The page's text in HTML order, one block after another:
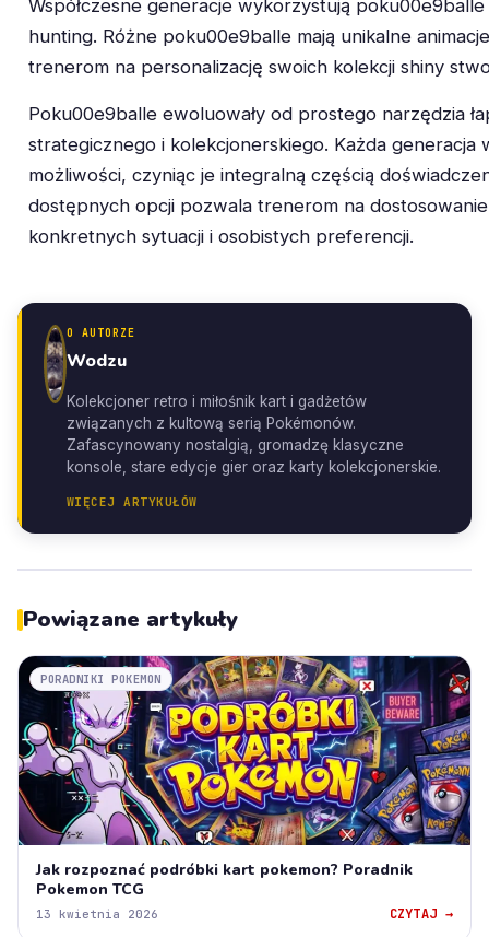
Współczesne generacje wykorzystują
hunting. Różne poku00e9balle mają unikalne
trenerom na personalizację swoich kolekcji shiny
Poku00e9balle ewoluowały od prostego narzędzia
strategicznego i kolekcjonerskiego. Każda generacja
możliwości, czyniąc je integralną częścią
dostępnych opcji pozwala trenerom na
konkretnych sytuacji i osobistych preferencji.
O AUTORZE
Wodzu
Kolekcjoner retro i miłośnik kart i gadżetów
związanych z kultową serią Pokémonów.
Zafascynowany nostalgią, gromadzę klasyczne
konsole, stare edycje gier oraz karty kolekcjonerskie.
WIĘCEJ ARTYKUŁÓW
Powiązane artykuły
PORADNIKI POKEMON
Jak rozpoznać podróbki kart pokemon? Poradnik
Pokemon TCG
13 kwietnia 2026 CZYTAJ →